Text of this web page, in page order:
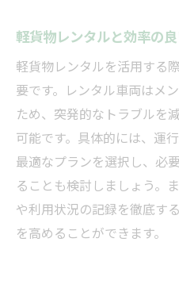
軽貨物レンタルと効率の
軽貨物レンタルを活用する
要です。レンタル車両はメ
ため、突発的なトラブルを
可能です。具体的には、運
最適なプランを選択し、必
ることも検討しましょう。
や利用状況の記録を徹底す
を高めることができます。